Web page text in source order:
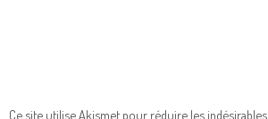
Ce site utilise Akismet pour réduire les indésirables.